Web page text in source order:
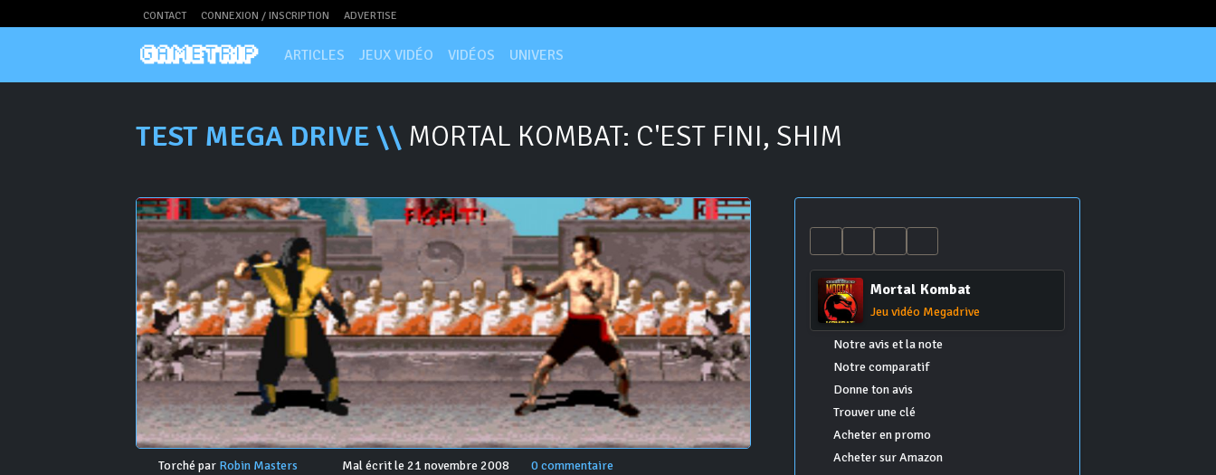
CONTACT CONNEXION / INSCRIPTION ADVERTISE
ARTICLES JEUX VIDÉO VIDÉOS UNIVERS
TEST MEGA DRIVE \\ MORTAL KOMBAT: C'EST FINI, SHIM
Torché par Robin Masters Mal écrit le 21 novembre 2008 0 commentaire
Mortal Kombat
Jeu vidéo Megadrive
Notre avis et la note
Notre comparatif
Donne ton avis
Trouver une clé
Acheter en promo
Acheter sur Amazon